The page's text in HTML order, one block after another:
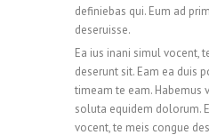
definiebas qui. Eum ad
deseruisse.
Ea ius inani simul vocent,
deserunt sit. Eam ea duis
timeam te eam. Habemus
soluta equidem dolorum.
vocent, te meis congue
0